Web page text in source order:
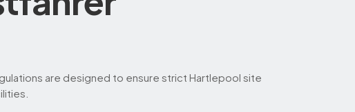
are designed to ensure strict Hartlepool site